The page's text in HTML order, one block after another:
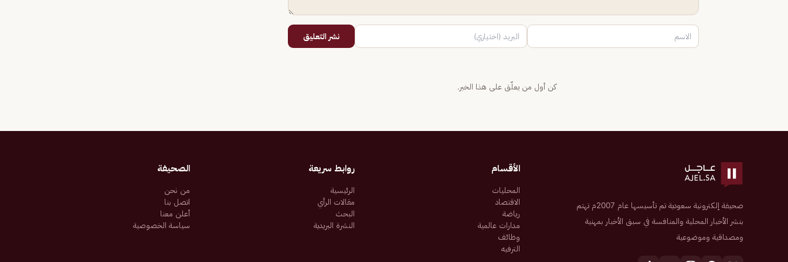
نشر التعليق
كن أول من يعلّق على هذا الخبر.
صحيفة إلكترونية سعودية تم تأسيسها عام 2007م تهتم
بنشر الأخبار المحلية والمنافسة في سبق الأخبار بمهنية
ومصداقية وموضوعية
الأقسام
المحليات
الاقتصاد
رياضة
مدارات عالمية
وظائف
الترفيه
روابط سريعة
الرئيسية
مقالات الرأي
البحث
النشرة البريدية
الصحيفة
من نحن
اتصل بنا
أعلن معنا
سياسة الخصوصية